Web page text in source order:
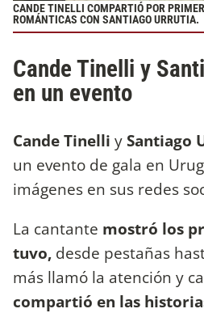
CANDE TINELLI COMPARTIÓ POR
ROMÁNTICAS CON SANTIAGO URRUTIA.
Cande Tinelli y
en un evento
Cande Tinelli ySantiago
un evento de gala en
imágenes en sus redes
La cantante mostró los
tuvo, desde pestañas
más llamó la atención y
compartió en las